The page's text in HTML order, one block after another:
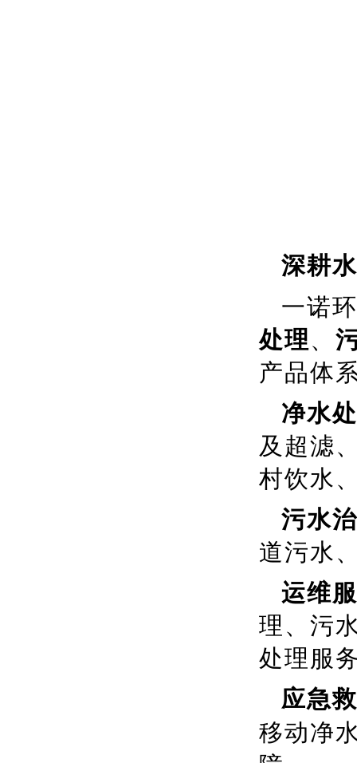
深耕
一诺
处理、
产品体
净水
及超滤
村饮水
污水
道污水
运维
理、污
处理服
应急
移动净